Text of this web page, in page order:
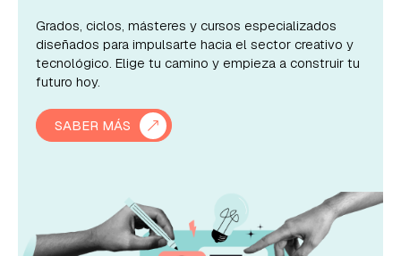
Grados, ciclos, másteres y cursos especializados
diseñados para impulsarte hacia el sector creativo y
tecnológico. Elige tu camino y empieza a construir tu
futuro hoy.
SABER MÁS